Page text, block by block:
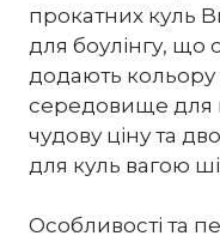
прокатних куль
для боулінгу, що
додають кольору
середовище для
чудову ціну та
для куль вагою
Особливості та